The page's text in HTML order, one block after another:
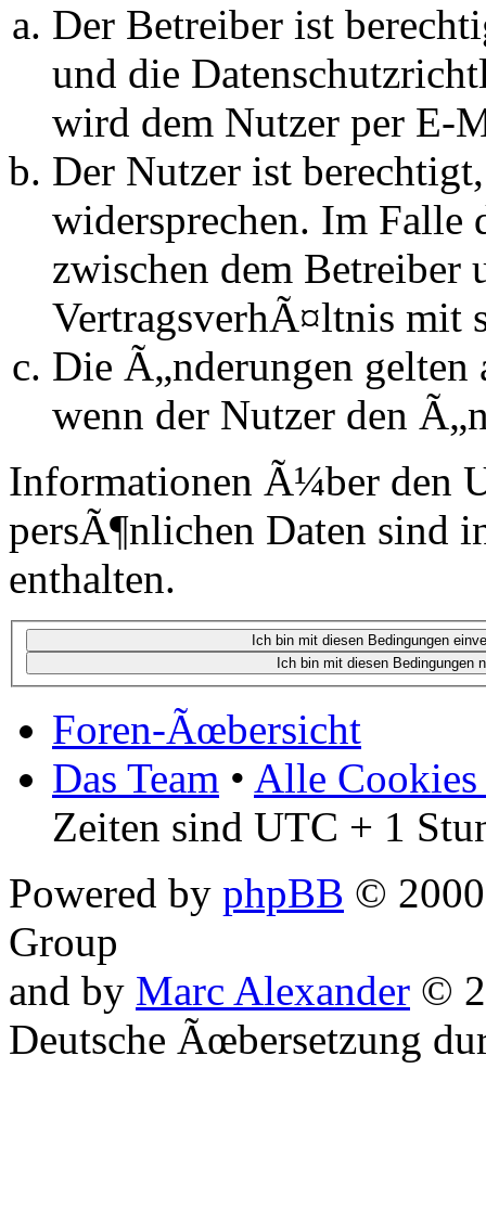
Der Betreiber ist
und die
wird dem Nutzer per E-
Der Nutzer ist
widersprechen. Im Falle
zwischen dem Betreiber
VertragsverhÃ¤ltnis mit
Die Ã„nderungen
wenn der Nutzer den
Informationen Ã¼ber den
persÃ¶nlichen Daten sind
enthalten.
Foren-Ãœbersicht
Das Team • Alle Cookies
Zeiten sind UTC + 1
Powered by phpBB ©
Group
and by Marc Alexander ©
Deutsche Ãœbersetzung